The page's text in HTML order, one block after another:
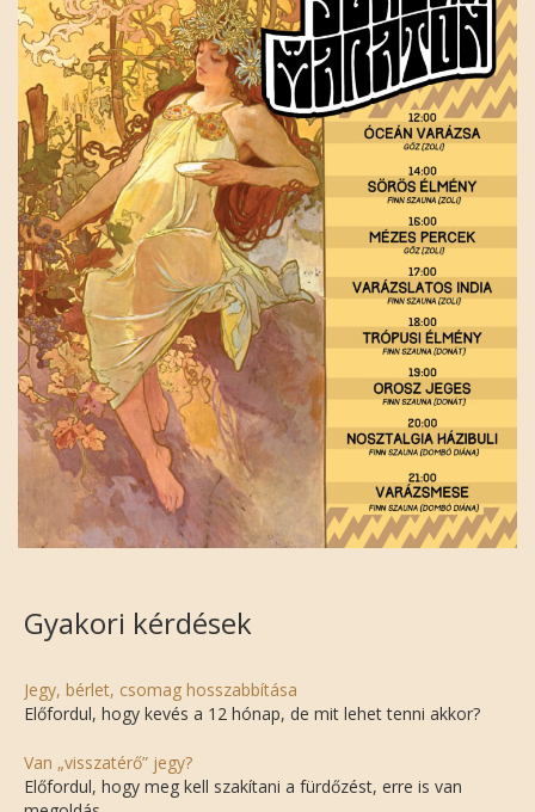
Gyakori kérdések
Jegy, bérlet, csomag hosszabbítása
Előfordul, hogy kevés a 12 hónap, de mit lehet tenni akkor?
Van „visszatérő” jegy?
Előfordul, hogy meg kell szakítani a fürdőzést, erre is van